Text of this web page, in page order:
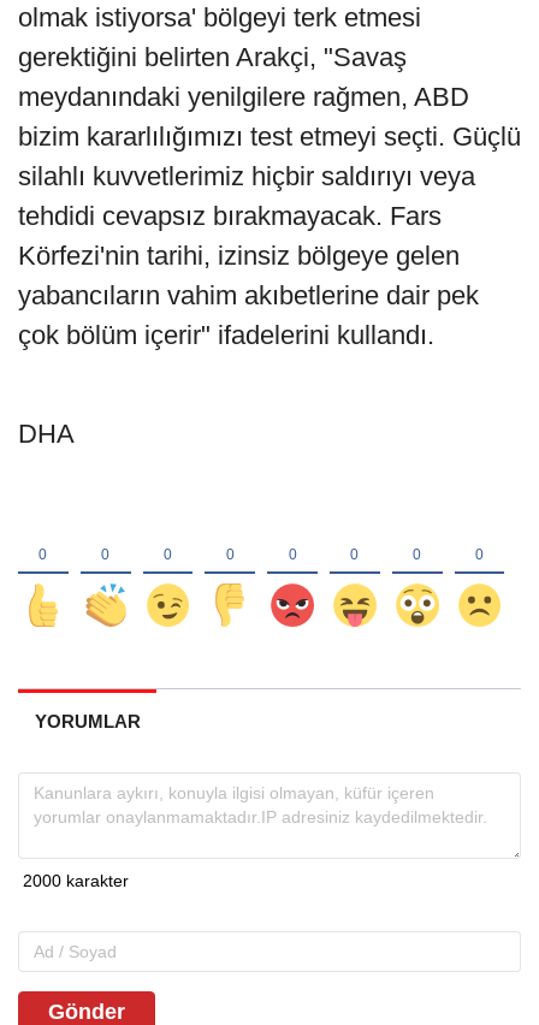
olmak istiyorsa' bölgeyi terk etmesi
gerektiğini belirten Arakçi, "Savaş
meydanındaki yenilgilere rağmen, ABD
bizim kararlılığımızı test etmeyi seçti. Güçlü
silahlı kuvvetlerimiz hiçbir saldırıyı veya
tehdidi cevapsız bırakmayacak. Fars
Körfezi'nin tarihi, izinsiz bölgeye gelen
yabancıların vahim akıbetlerine dair pek
çok bölüm içerir" ifadelerini kullandı.
DHA
YORUMLAR
Gönder